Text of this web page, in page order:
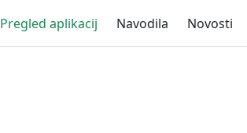
Pregled aplikacij Navodila Novosti